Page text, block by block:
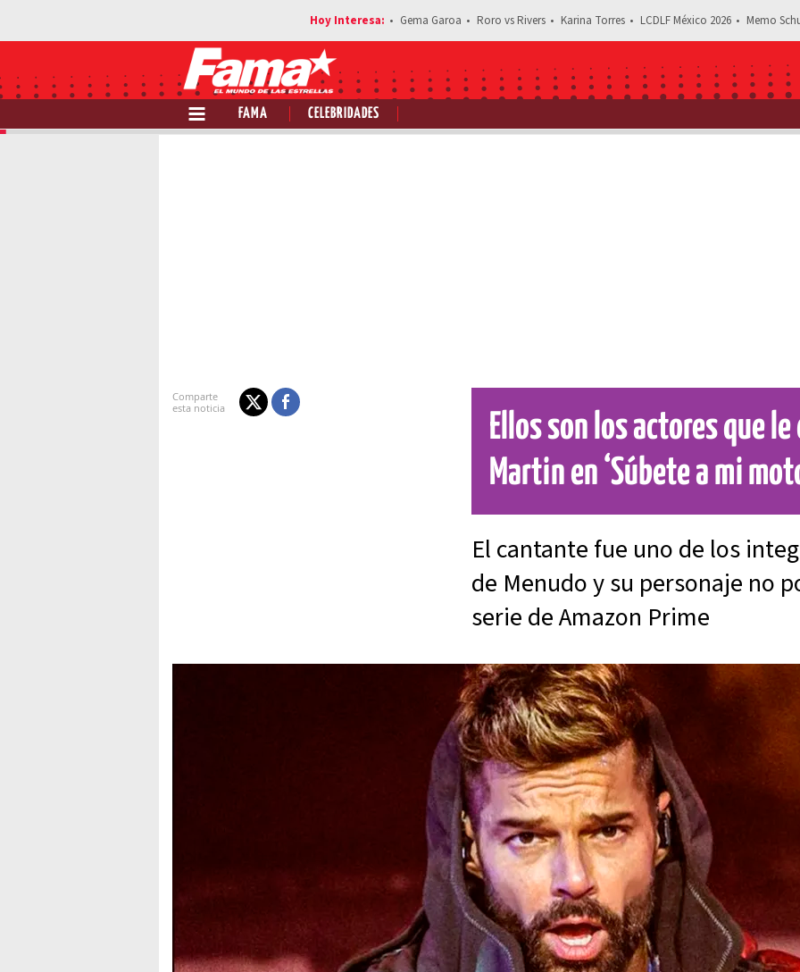
Gema Garoa Roro vs Rivers Karina Torres LCDLF México 2026 Memo
FAMA CELEBRIDADES
Estás leyendo: Ellos son
Ellos son los actores que
Martin en ‘Súbete a mi
El cantante fue uno de los
de Menudo y su personaje no
serie de Amazon Prime